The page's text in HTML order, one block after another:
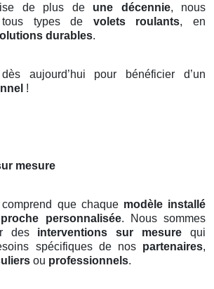
de plus de une décennie, nous
tous types de volets roulants, en
durables.
aujourd’hui pour bénéficier d’un
!
mesure
comprend que chaque modèle installé
personnalisée. Nous sommes
des interventions sur mesure qui
spécifiques de nos partenaires,
ou professionnels.